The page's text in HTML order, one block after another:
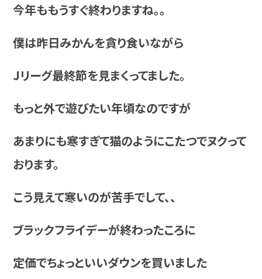
今年ももうすぐ終わりますね。。
僕は昨日みかんを貪り食いながら
Jリーグ最終節を見まくってました。
もっと外で遊びたい年頃なのですが
あまりにも寒すぎて猫のようにこたつでヌクって
おります。
こう見えて寒いのが苦手でして、、
ブラックフライデーが終わったころに
定価でちょっといいダウンを買いました